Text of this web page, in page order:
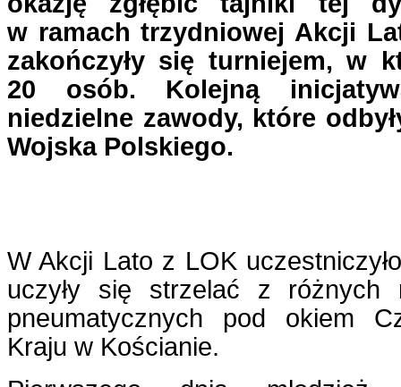
w ramach trzydniowej Akcji
zakończyły się turniejem, w
20 osób. Kolejną
niedzielne zawody, które
Wojska Polskiego.
W Akcji Lato z LOK
uczyły się strzelać z różnych
pneumatycznych pod okiem
Kraju w Kościanie.